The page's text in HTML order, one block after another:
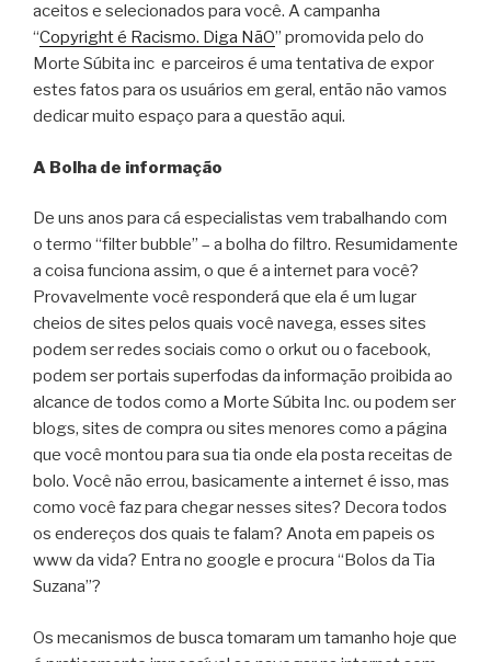
aceitos e selecionados para você. A campanha
“Copyright é Racismo. Diga NãO” promovida pelo do
Morte Súbita inc e parceiros é uma tentativa de expor
estes fatos para os usuários em geral, então não vamos
dedicar muito espaço para a questão aqui.
A Bolha de informação
De uns anos para cá especialistas vem trabalhando com
o termo “filter bubble” – a bolha do filtro. Resumidamente
a coisa funciona assim, o que é a internet para você?
Provavelmente você responderá que ela é um lugar
cheios de sites pelos quais você navega, esses sites
podem ser redes sociais como o orkut ou o facebook,
podem ser portais superfodas da informação proibida ao
alcance de todos como a Morte Súbita Inc. ou podem ser
blogs, sites de compra ou sites menores como a página
que você montou para sua tia onde ela posta receitas de
bolo. Você não errou, basicamente a internet é isso, mas
como você faz para chegar nesses sites? Decora todos
os endereços dos quais te falam? Anota em papeis os
www da vida? Entra no google e procura “Bolos da Tia
Suzana”?
Os mecanismos de busca tomaram um tamanho hoje que